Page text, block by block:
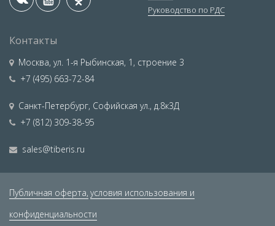
Руководство по РДС
Контакты
Москва, ул. 1-я Рыбинская, 1, строение 3
+7 (495) 663-72-84
Санкт-Петербург, Софийская ул., д.8к3Д
+7 (812) 309-38-95
sales@tiberis.ru
Публичная оферта, условия использования и
конфиденциальности